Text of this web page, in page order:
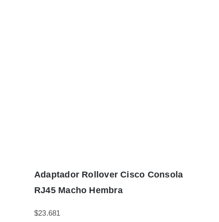
Adaptador Rollover Cisco Consola
RJ45 Macho Hembra
$23.681